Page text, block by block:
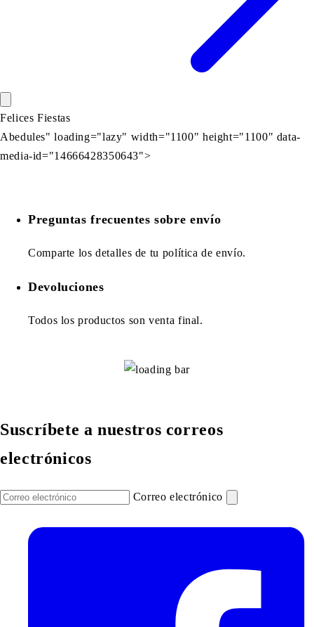
Felices Fiestas
Abedules" loading="lazy" width="1100" height="1100" data-
media-id="14666428350643">
Preguntas frecuentes sobre envío
Comparte los detalles de tu política de envío.
Devoluciones
Todos los productos son venta final.
Suscríbete a nuestros correos
electrónicos
Correo electrónico